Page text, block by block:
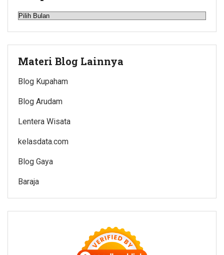
Arsip
Materi Blog Lainnya
Blog Kupaham
Blog Arudam
Lentera Wisata
kelasdata.com
Blog Gaya
Baraja